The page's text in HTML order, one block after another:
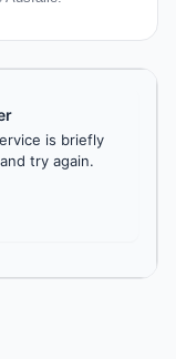
is briefly
try again.